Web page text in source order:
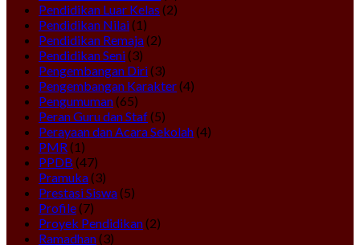
Pendidikan Luar Kelas (2)
Pendidikan Nilai(1)
Pendidikan Remaja(2)
Pendidikan Seni(3)
Pengembangan Diri(3)
Pengembangan Karakter(4)
Pengumuman(65)
Peran Guru dan Staf(5)
Perayaan dan Acara Sekolah(4)
PMR (1)
PPDB (47)
Pramuka(3)
Prestasi Siswa(5)
Profile(7)
Proyek Pendidikan(2)
Ramadhan(3)